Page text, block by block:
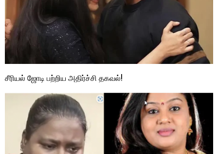
சீரியல் ஜோடி பற்றிய அதிர்ச்சி தகவல்!